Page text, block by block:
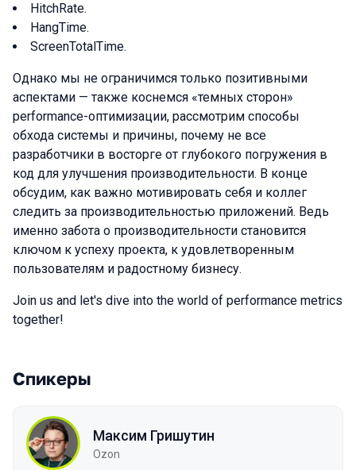
HitchRate.
HangTime.
ScreenTotalTime.
Однако мы не ограничимся только позитивными
аспектами — также коснемся «темных сторон»
performance-оптимизации, рассмотрим способы
обхода системы и причины, почему не все
разработчики в восторге от глубокого погружения в
код для улучшения производительности. В конце
обсудим, как важно мотивировать себя и коллег
следить за производительностью приложений. Ведь
именно забота о производительности становится
ключом к успеху проекта, к удовлетворенным
пользователям и радостному бизнесу.
Join us and let's dive into the world of performance metrics
together!
Спикеры
Максим Гришутин
Ozon